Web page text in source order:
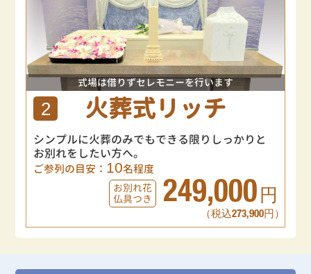
式場は借りずセレモニーを行います
2 火葬式リッチ
シンプルに火葬のみでもできる限りしっかりと
お別れをしたい方へ。
ご参列の目安： 10名程度
お別れ花
仏具つき
249,000 円
（税込273,900円）